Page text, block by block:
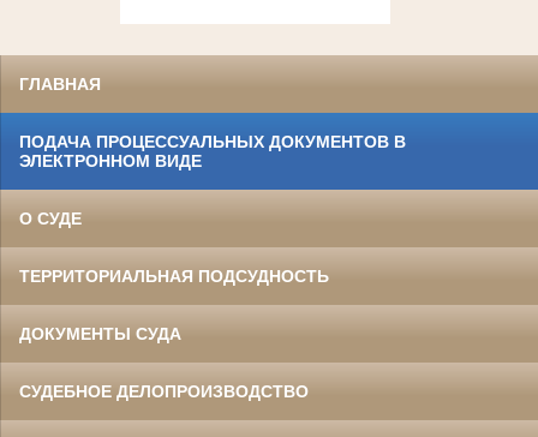
ГЛАВНАЯ
ПОДАЧА ПРОЦЕССУАЛЬНЫХ ДОКУМЕНТОВ В
ЭЛЕКТРОННОМ ВИДЕ
О СУДЕ
ТЕРРИТОРИАЛЬНАЯ ПОДСУДНОСТЬ
ДОКУМЕНТЫ СУДА
СУДЕБНОЕ ДЕЛОПРОИЗВОДСТВО